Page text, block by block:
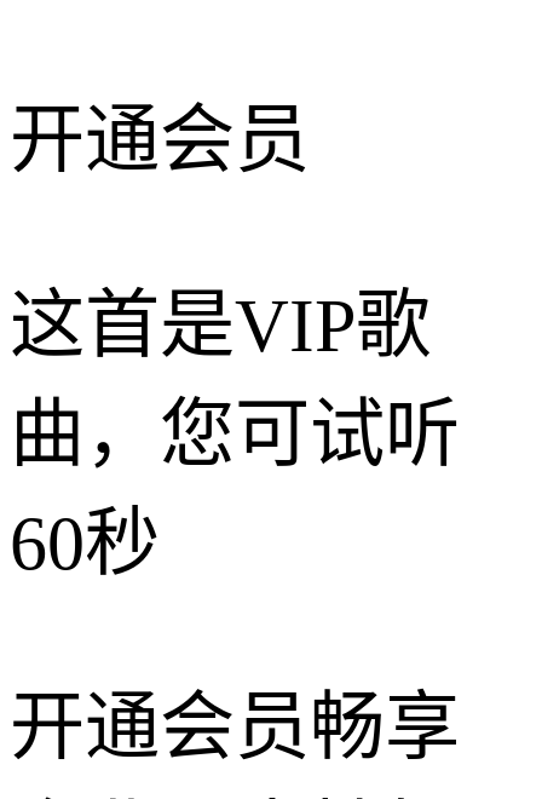
开通会员
这首是VIP歌
曲，您可试听
60秒
开通会员畅享